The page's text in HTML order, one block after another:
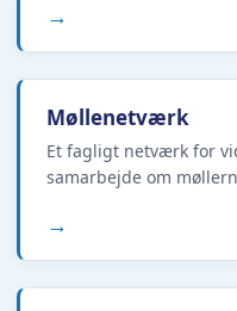
→
Møllenetværk
Et fagligt netværk for
samarbejde om
→